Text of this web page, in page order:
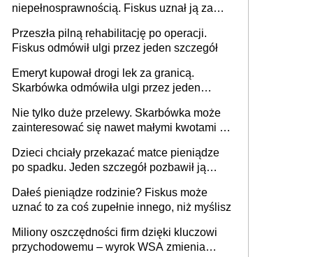
niepełnosprawnością. Fiskus uznał ją za
Przeszła pilną rehabilitację po operacji.
Fiskus odmówił ulgi przez jeden szczegół
Emeryt kupował drogi lek za granicą.
Skarbówka odmówiła ulgi przez jeden
Nie tylko duże przelewy. Skarbówka może
zainteresować się nawet małymi kwotami na
Dzieci chciały przekazać matce pieniądze
po spadku. Jeden szczegół pozbawił ją
Dałeś pieniądze rodzinie? Fiskus może
uznać to za coś zupełnie innego, niż myślisz
Miliony oszczędności firm dzięki kluczowi
przychodowemu – wyrok WSA zmienia